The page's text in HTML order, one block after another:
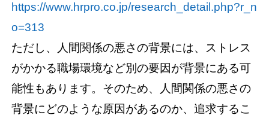
https://www.hrpro.co.jp/research_detail.php?r_n
o=313
ただし、人間関係の悪さの背景には、ストレス
がかかる職場環境など別の要因が背景にある可
能性もあります。そのため、人間関係の悪さの
背景にどのような原因があるのか、追求するこ